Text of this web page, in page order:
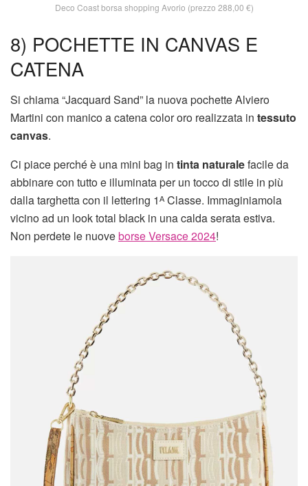
Deco Coast borsa shopping Avorio (prezzo 288,00 €)
8) POCHETTE IN CANVAS E
CATENA
Si chiama “Jacquard Sand” la nuova pochette Alviero
Martini con manico a catena color oro realizzata in tessuto
canvas.
Ci piace perché è una mini bag in tinta naturalefacile da
abbinare con tutto e illuminata per un tocco di stile in più
dalla targhetta con il lettering 1ᴬ Classe. Immaginiamola
vicino ad un look total black in una calda serata estiva.
Non perdete le nuoveborse Versace 2024!